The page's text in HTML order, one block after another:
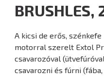
BRUSHLES,
A kicsi de erős, szénkefe
motorral szerelt Extol
csavarozóval
csavarozni és fúrni